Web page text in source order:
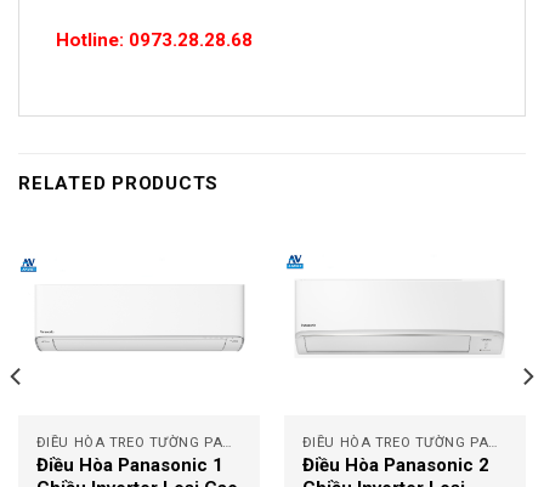
Hotline: 0973.28.28.68
RELATED PRODUCTS
ĐIỀU HÒA TREO TƯỜNG PANASONIC
Điều Hòa Panasonic 1
ĐIỀU HÒA TREO TƯỜNG PANASONIC
Điều Hòa Panasonic 2